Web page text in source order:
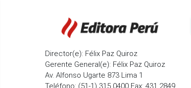
Director(e): Félix Paz Quiroz
Gerente General(e): Félix Paz Quiroz
Av. Alfonso Ugarte 873 Lima 1
Teléfono: (51-1) 315 0400 Fax: 431 2849